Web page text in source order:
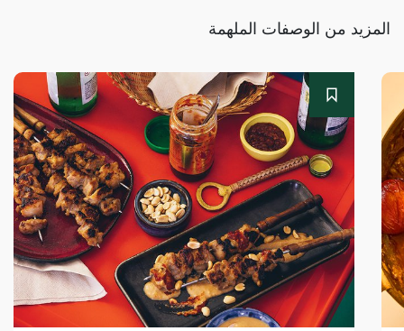
المزيد من الوصفات الملهمة